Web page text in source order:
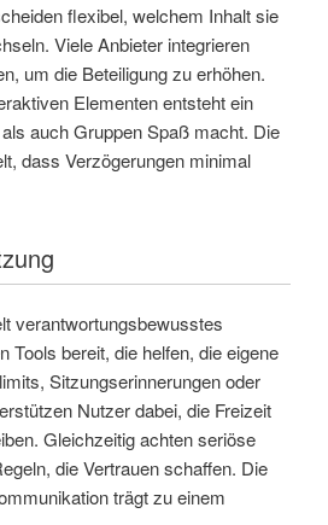
flexibel, welchem Inhalt sie
Viele Anbieter integrieren
um die Beteiligung zu erhöhen.
Elementen entsteht ein
auch Gruppen Spaß macht. Die
dass Verzögerungen minimal
verantwortungsbewusstes
Tools bereit, die helfen, die eigene
Sitzungserinnerungen oder
Nutzer dabei, die Freizeit
Gleichzeitig achten seriöse
die Vertrauen schaffen. Die
trägt zu einem